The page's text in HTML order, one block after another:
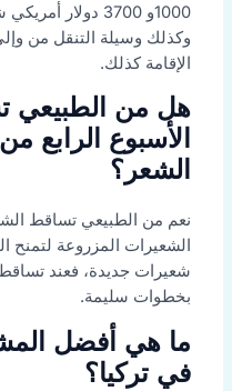
1000و 3700 دولار
وكذلك وسيلة التنقل من
الإقامة كذلك.
هل من الطبيعي
الأسبوع الرابع
الشعر؟
نعم من الطبيعي تساقط
الشعيرات المزروعة لتمنح
شعيرات جديدة، فعند
بخطوات سليمة.
ما هي أفضل
في تركيا؟